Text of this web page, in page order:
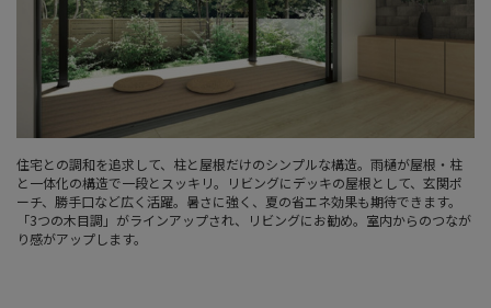
住宅との調和を追求して、柱と屋根だけのシンプルな構造。雨樋が屋根・柱
と一体化の構造で一段とスッキリ。リビングにデッキの屋根として、玄関ポ
ーチ、勝手口など広く活躍。暑さに強く、夏の省エネ効果も期待できます。
「3つの木目調」がラインアップされ、リビングにお勧め。室内からのつなが
り感がアップします。